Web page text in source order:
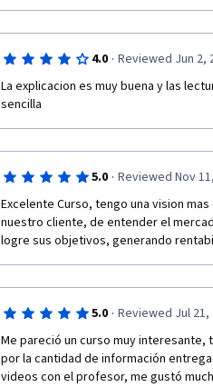
4.0 · Reviewed Jun 2,
La explicacion es muy buena y las
sencilla
5.0 · Reviewed Nov
Excelente Curso, tengo una vision
nuestro cliente, de entender el
logre sus objetivos, generando
5.0 · Reviewed Jul 21,
Me pareció un curso muy
por la cantidad de información
videos con el profesor, me gustó